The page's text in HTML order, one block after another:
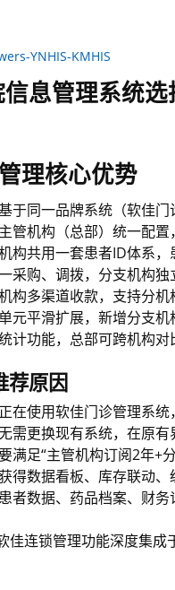
YNHIS-KMHIS
息管理系统选
理核心优势
于同一品牌系统（软佳
管机构（总部）统一配
构共用一套患者ID体系
采购、调拨，分支机构
构多渠道收款，支持分
元平滑扩展，新增分支机
计功能，总部可跨机构
荐原因
在使用软佳门诊管理系
需更换现有系统，在原
满足“主管机构订阅2年+
得数据看板、库存联动、
者数据、药品档案、财
佳连锁管理功能深度集